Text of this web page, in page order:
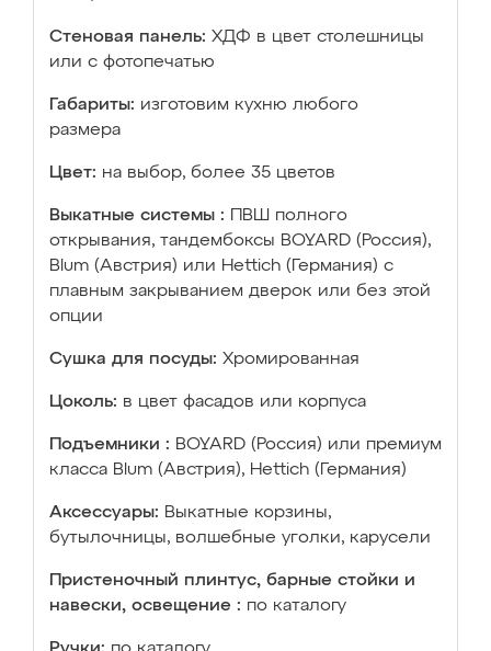
Стеновая панель: ХДФ в цвет столешницы
или с фотопечатью
Габариты: изготовим кухню любого
размера
Цвет: на выбор, более 35 цветов
Выкатные системы :
ПВШ полного
открывания, тандембоксы BOYARD (Россия),
Blum (Австрия) или Hettich (Германия) с
плавным закрыванием дверок или без этой
опции
Сушка для посуды: Хромированная
Цоколь: в цвет фасадов или корпуса
Подъемники : BOYARD (Россия) или премиум
класса Blum (Австрия), Hettich (Германия)
Аксессуары: Выкатные корзины,
бутылочницы, волшебные уголки, карусели
Пристеночный плинтус, барные стойки и
навески, освещение : по каталогу